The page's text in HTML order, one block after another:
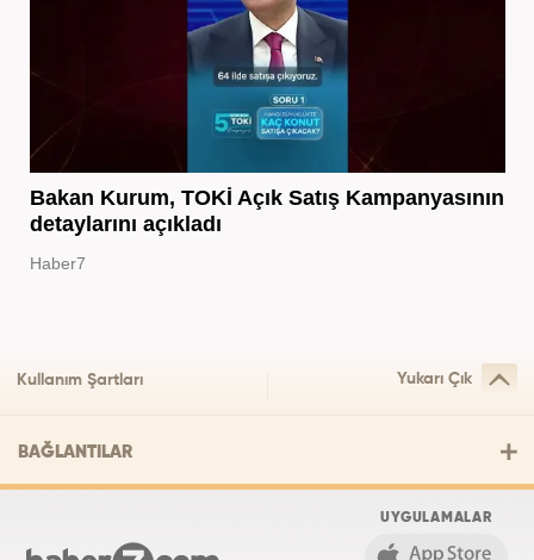
Bakan Kurum, TOKİ Açık Satış Kampanyasının
detaylarını açıkladı
Haber7
Kullanım Şartları Yukarı Çık
BAĞLANTILAR
UYGULAMALAR